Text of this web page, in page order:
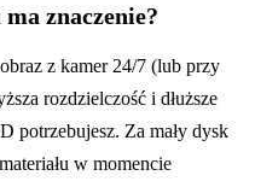
znaczenie?
z kamer 24/7 (lub przy
rozdzielczość i dłuższe
Za mały dysk
w momencie